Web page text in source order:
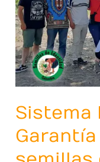
Sistema
nativas
para
las
Casas
Comunitarias
de
Semillas
en
Colombia
–